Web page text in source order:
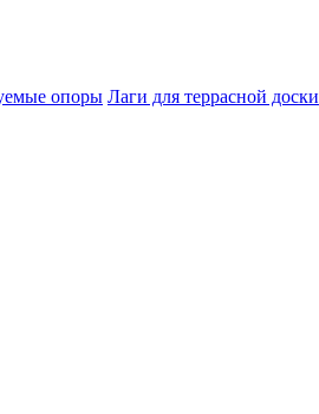
опоры Лаги для террасной доски